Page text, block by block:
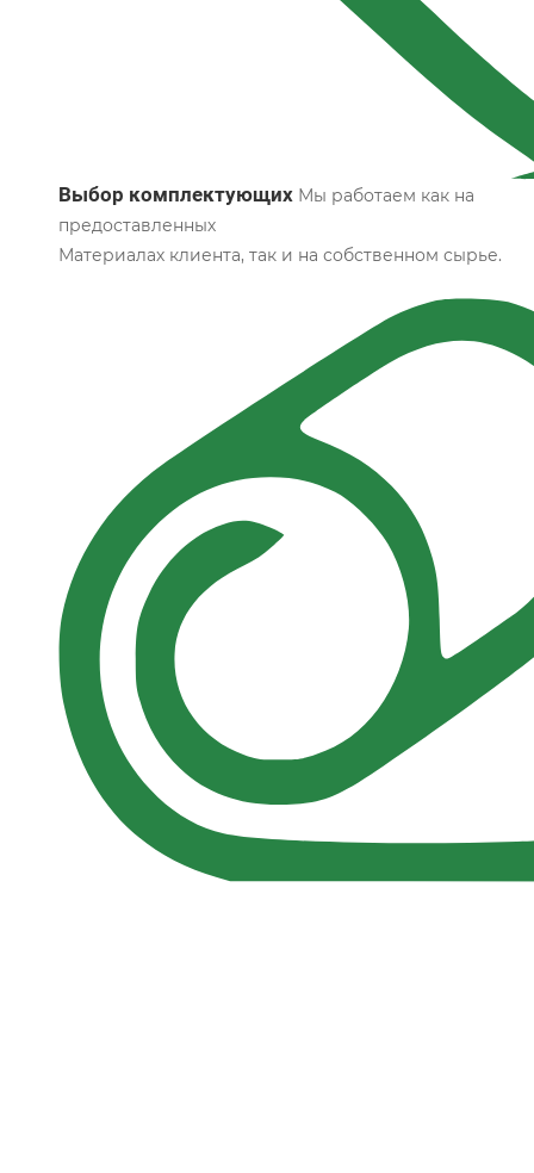
Выбор комплектующих Мы работаем как на
предоставленных
Материалах клиента, так и на собственном сырье.